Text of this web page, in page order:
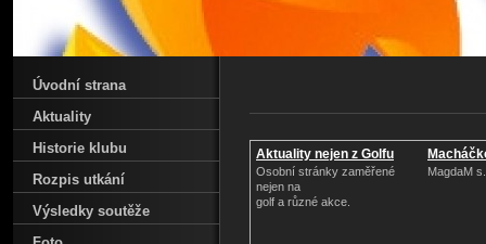
Aktuality nejen z Golfu
Osobní stránky zaměřené
nejen na
golf a různé akce.
MagdaM
Úvodní strana
Aktuality
Historie klubu
Rozpis utkání
Výsledky soutěže